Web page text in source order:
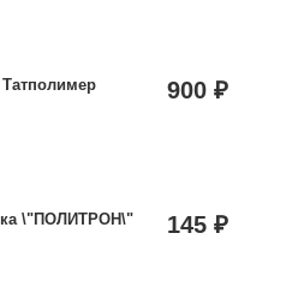
900 ₽
\"ПОЛИТРОН\"
145 ₽